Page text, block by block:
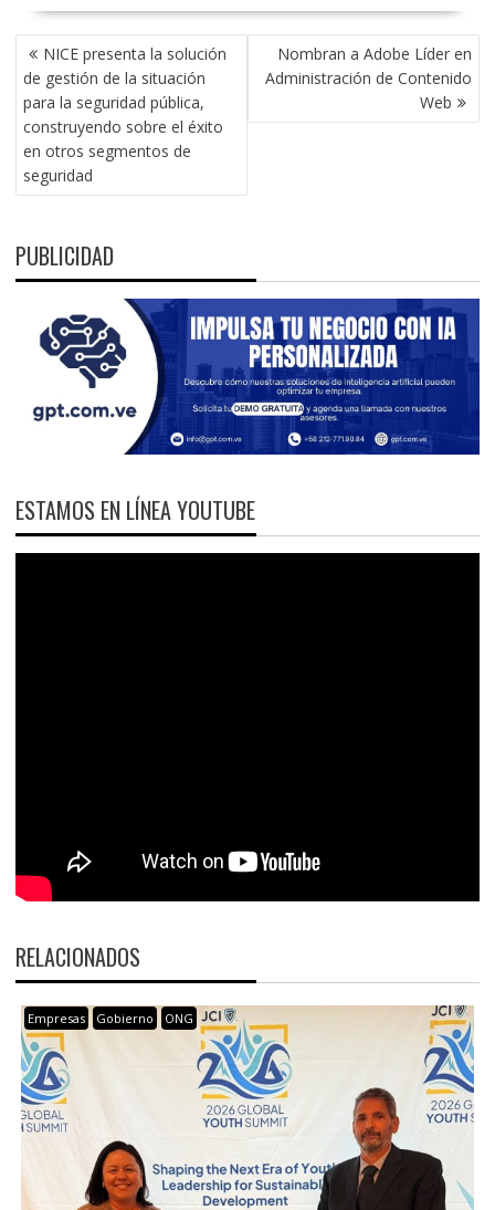
NAVEGACIÓN
DE
ENTRADAS
NICE presenta la solución
de gestión de la situación
para la seguridad pública,
construyendo sobre el éxito
en otros segmentos de
seguridad
Nombran a Adobe Líder en
Administración de Contenido
Web
PUBLICIDAD
ESTAMOS EN LÍNEA YOUTUBE
RELACIONADOS
Empresas Gobierno ONG